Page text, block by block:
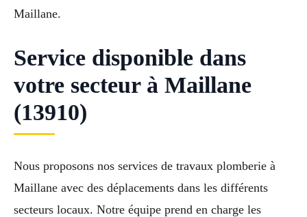
Maillane.
Service disponible dans
votre secteur à Maillane
(13910)
Nous proposons nos services de travaux plomberie à
Maillane avec des déplacements dans les différents
secteurs locaux. Notre équipe prend en charge les